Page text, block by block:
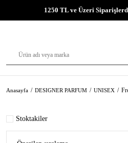
1250 TL ve Üzeri
Anasayfa DESIGNER PARFUM UNISEX
Stoktakiler